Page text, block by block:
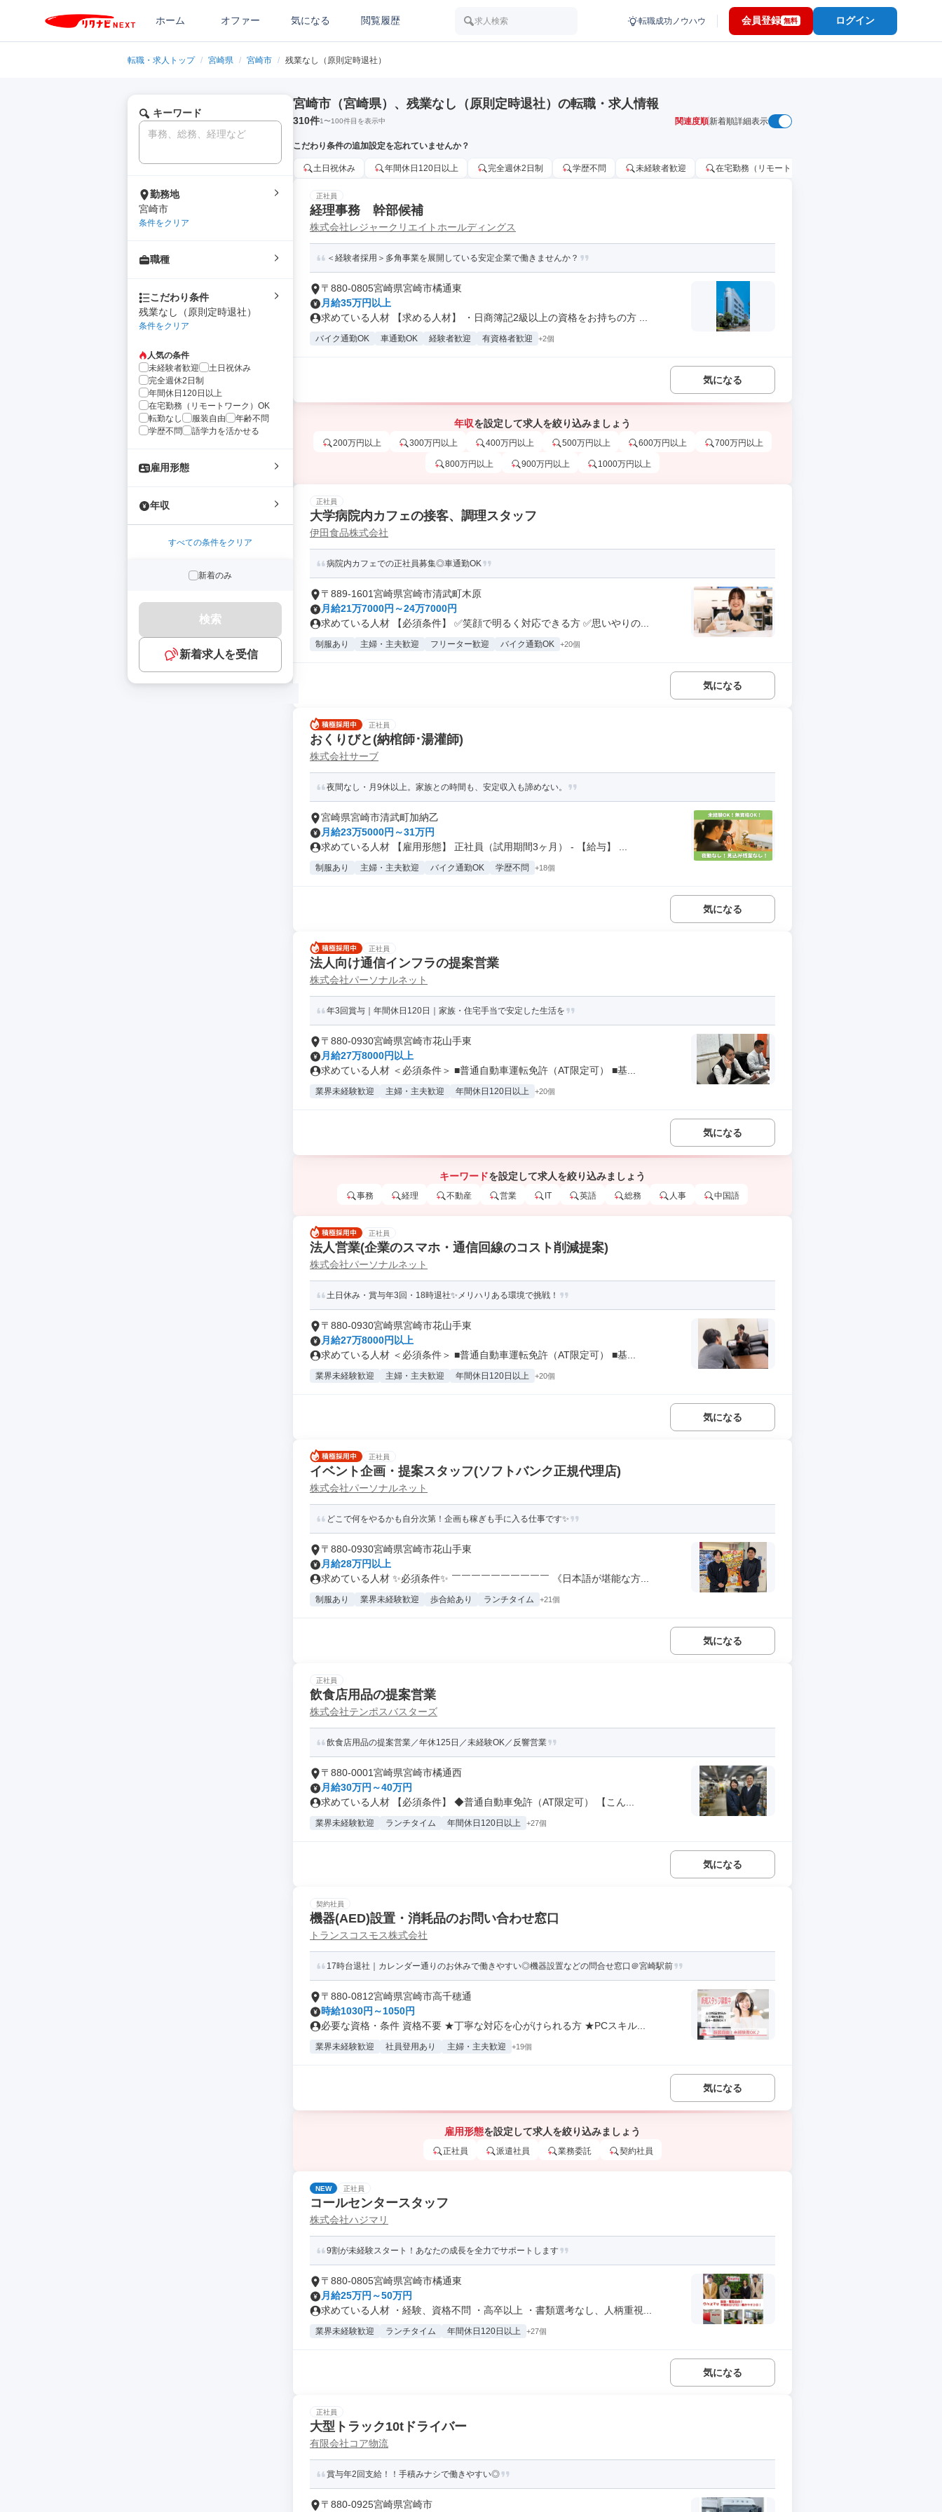
ホーム オファー 気になる 閲覧履歴 求人検索 転職成功ノウハウ 会員登録 無料 ログイン
転職・求人トップ / 宮崎県 / 宮崎市 / 残業なし（原則定時退社）
キーワード
勤務地
宮崎市
条件をクリア
職種
こだわり条件
残業なし（原則定時退社）
条件をクリア
人気の条件
未経験者歓迎
土日祝休み
完全週休2日制
年間休日120日以上
在宅勤務（リモートワーク）OK
転勤なし
服装自由
年齢不問
学歴不問
語学力を活かせる
雇用形態
年収
すべての条件をクリア
新着のみ
検索
新着求人を受信
宮崎市（宮崎県）、残業なし（原則定時退社）の転職・求人情報
310件1〜100件目を表示中 関連度順新着順詳細表示
こだわり条件の追加設定を忘れていませんか？
土日祝休み 年間休日120日以上 完全週休2日制 学歴不問 未経験者歓迎 在宅勤務（リモートワーク）OK
正社員
経理事務 幹部候補
株式会社レジャークリエイトホールディングス
＜経験者採用＞多角事業を展開している安定企業で働きませんか？
〒880-0805宮崎県宮崎市橘通東
月給35万円以上
求めている人材 【求める人材】 ・日商簿記2級以上の資格をお持ちの方 ...
バイク通勤OK 車通勤OK 経験者歓迎 有資格者歓迎 +2個
気になる
年収を設定して求人を絞り込みましょう
200万円以上 300万円以上 400万円以上 500万円以上 600万円以上 700万円以上
800万円以上 900万円以上 1000万円以上
正社員
大学病院内カフェの接客、調理スタッフ
伊田食品株式会社
病院内カフェでの正社員募集◎車通勤OK
〒889-1601宮崎県宮崎市清武町木原
月給21万7000円～24万7000円
求めている人材 【必須条件】 ✅笑顔で明るく対応できる方 ✅思いやりの...
制服あり 主婦・主夫歓迎 フリーター歓迎 バイク通勤OK +20個
気になる
正社員
おくりびと(納棺師･湯灌師)
株式会社サーブ
夜間なし・月9休以上。家族との時間も、安定収入も諦めない。
宮崎県宮崎市清武町加納乙
月給23万5000円～31万円
求めている人材 【雇用形態】 正社員（試用期間3ヶ月） - 【給与】 ...
制服あり 主婦・主夫歓迎 バイク通勤OK 学歴不問 +18個
気になる
正社員
法人向け通信インフラの提案営業
株式会社パーソナルネット
年3回賞与｜年間休日120日｜家族・住宅手当で安定した生活を
〒880-0930宮崎県宮崎市花山手東
月給27万8000円以上
求めている人材 ＜必須条件＞ ■普通自動車運転免許（AT限定可） ■基...
業界未経験歓迎 主婦・主夫歓迎 年間休日120日以上 +20個
気になる
キーワードを設定して求人を絞り込みましょう
事務 経理 不動産 営業 IT 英語 総務 人事 中国語
正社員
法人営業(企業のスマホ・通信回線のコスト削減提案)
株式会社パーソナルネット
土日休み・賞与年3回・18時退社✨メリハリある環境で挑戦！
〒880-0930宮崎県宮崎市花山手東
月給27万8000円以上
求めている人材 ＜必須条件＞ ■普通自動車運転免許（AT限定可） ■基...
業界未経験歓迎 主婦・主夫歓迎 年間休日120日以上 +20個
気になる
正社員
イベント企画・提案スタッフ(ソフトバンク正規代理店)
株式会社パーソナルネット
どこで何をやるかも自分次第！企画も稼ぎも手に入る仕事です✨
〒880-0930宮崎県宮崎市花山手東
月給28万円以上
求めている人材 ✨必須条件✨ ￣￣￣￣￣￣￣￣￣￣ 《日本語が堪能な方...
制服あり 業界未経験歓迎 歩合給あり ランチタイム +21個
気になる
正社員
飲食店用品の提案営業
株式会社テンポスバスターズ
飲食店用品の提案営業／年休125日／未経験OK／反響営業
〒880-0001宮崎県宮崎市橘通西
月給30万円～40万円
求めている人材 【必須条件】 ◆普通自動車免許（AT限定可） 【こん...
業界未経験歓迎 ランチタイム 年間休日120日以上 +27個
気になる
契約社員
機器(AED)設置・消耗品のお問い合わせ窓口
トランスコスモス株式会社
17時台退社｜カレンダー通りのお休みで働きやすい◎機器設置などの問合せ窓口＠宮崎駅前
〒880-0812宮崎県宮崎市高千穂通
時給1030円～1050円
必要な資格・条件 資格不要 ★丁寧な対応を心がけられる方 ★PCスキル...
業界未経験歓迎 社員登用あり 主婦・主夫歓迎 +19個
気になる
雇用形態を設定して求人を絞り込みましょう
正社員 派遣社員 業務委託 契約社員
NEW 正社員
コールセンタースタッフ
株式会社ハジマリ
9割が未経験スタート！あなたの成長を全力でサポートします
〒880-0805宮崎県宮崎市橘通東
月給25万円～50万円
求めている人材 ・経験、資格不問 ・高卒以上 ・書類選考なし、人柄重視...
業界未経験歓迎 ランチタイム 年間休日120日以上 +27個
気になる
正社員
大型トラック10tドライバー
有限会社コア物流
賞与年2回支給！！手積みナシで働きやすい◎
〒880-0925宮崎県宮崎市